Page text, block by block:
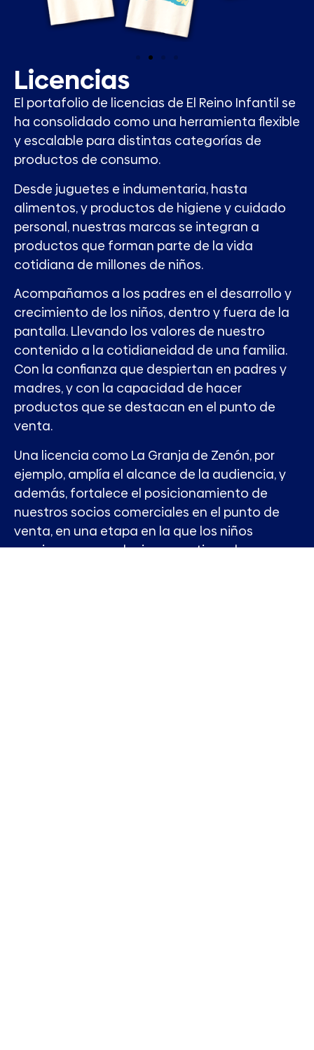
Licencias
El portafolio de licencias de El Reino Infantil se
ha consolidado como una herramienta flexible
y escalable para distintas categorías de
productos de consumo.
Desde juguetes e indumentaria, hasta
alimentos, y productos de higiene y cuidado
personal, nuestras marcas se integran a
productos que forman parte de la vida
cotidiana de millones de niños.
Acompañamos a los padres en el desarrollo y
crecimiento de los niños, dentro y fuera de la
pantalla. Llevando los valores de nuestro
contenido a la cotidianeidad de una familia.
Con la confianza que despiertan en padres y
madres, y con la capacidad de hacer
productos que se destacan en el punto de
venta.
Una licencia como La Granja de Zenón, por
ejemplo, amplía el alcance de la audiencia, y
además, fortalece el posicionamiento de
nuestros socios comerciales en el punto de
venta, en una etapa en la que los niños
comienzan a ser decisores activos de